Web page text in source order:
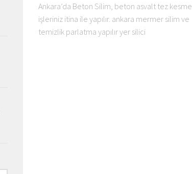
Ankara’da Beton Silim, beton asvalt tez kesme
işleriniz itina ile yapılır. ankara mermer silim ve
temizlik parlatma yapılır yer silici